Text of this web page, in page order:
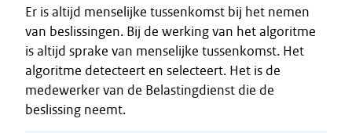
Er is altijd menselijke tussenkomst bij het nemen
van beslissingen. Bij de werking van het algoritme
is altijd sprake van menselijke tussenkomst. Het
algoritme detecteert en selecteert. Het is de
medewerker van de Belastingdienst die de
beslissing neemt.